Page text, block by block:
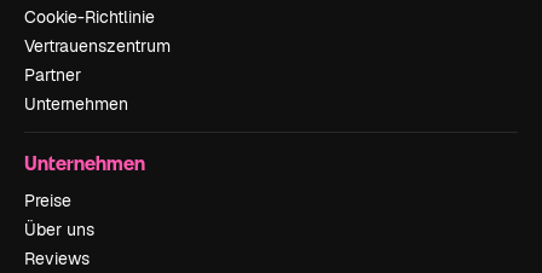
Cookie-Richtlinie
Vertrauenszentrum
Partner
Unternehmen
Unternehmen
Preise
Über uns
Reviews